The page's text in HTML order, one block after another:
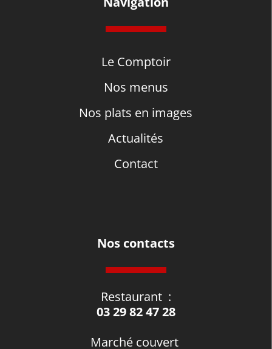
Le Comptoir
Nos menus
Nos plats en images
Actualités
Contact
Nos contacts
Restaurant :
03 29 82 47 28
Marché couvert